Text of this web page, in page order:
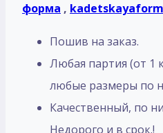
форма ,
Пошив на заказ.
Любая партия (от 1
любые размеры по
Качественный, по
Недорого и в срок.!